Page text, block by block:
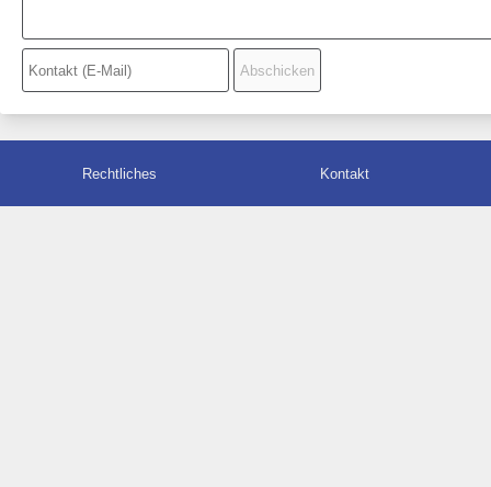
Rechtliches Kontakt